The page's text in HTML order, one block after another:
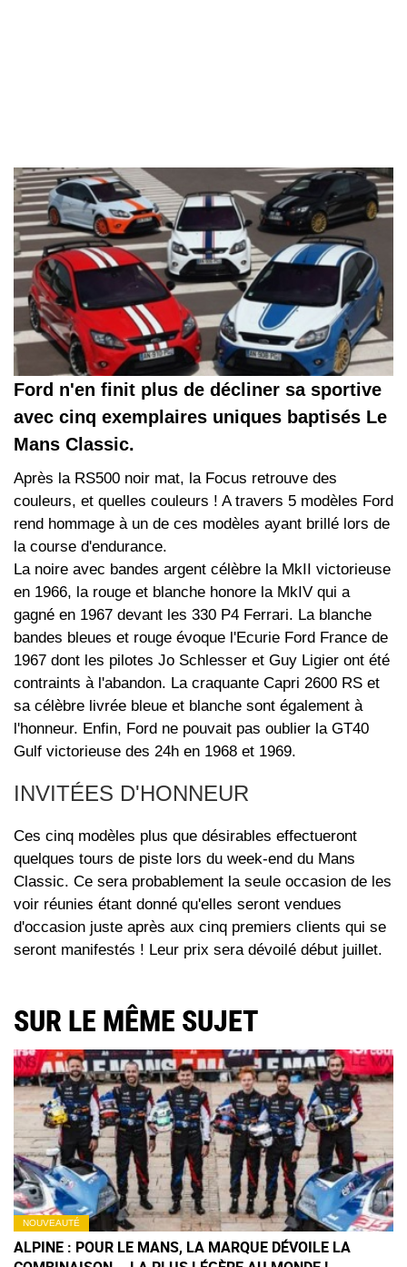
Ford n'en finit plus de décliner sa sportive
avec cinq exemplaires uniques baptisés Le
Mans Classic.
Après la RS500 noir mat, la Focus retrouve des
couleurs, et quelles couleurs ! A travers 5 modèles Ford
rend hommage à un de ces modèles ayant brillé lors de
la course d'endurance.
La noire avec bandes argent célèbre la MkII victorieuse
en 1966, la rouge et blanche honore la MkIV qui a
gagné en 1967 devant les 330 P4 Ferrari. La blanche
bandes bleues et rouge évoque l'Ecurie Ford France de
1967 dont les pilotes Jo Schlesser et Guy Ligier ont été
contraints à l'abandon. La craquante Capri 2600 RS et
sa célèbre livrée bleue et blanche sont également à
l'honneur. Enfin, Ford ne pouvait pas oublier la GT40
Gulf victorieuse des 24h en 1968 et 1969.
INVITÉES D'HONNEUR
Ces cinq modèles plus que désirables effectueront
quelques tours de piste lors du week-end du Mans
Classic. Ce sera probablement la seule occasion de les
voir réunies étant donné qu'elles seront vendues
d'occasion juste après aux cinq premiers clients qui se
seront manifestés ! Leur prix sera dévoilé début juillet.
SUR LE MÊME SUJET
NOUVEAUTÉ
ALPINE : POUR LE MANS, LA MARQUE DÉVOILE LA